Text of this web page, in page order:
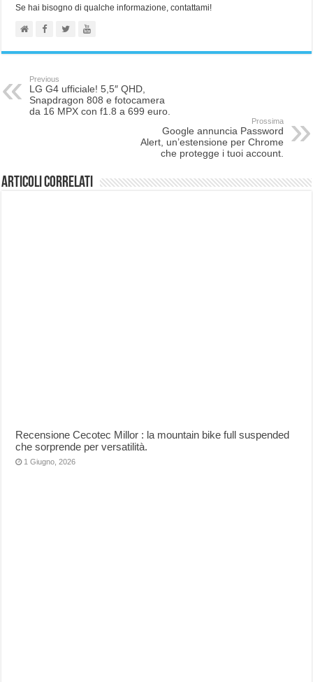
Se hai bisogno di qualche informazione, contattami!
Previous
LG G4 ufficiale! 5,5″ QHD,
Snapdragon 808 e fotocamera
da 16 MPX con f1.8 a 699 euro.
Prossima
Google annuncia Password
Alert, un’estensione per Chrome
che protegge i tuoi account.
Articoli correlati
Recensione Cecotec Millor : la mountain bike full suspended
che sorprende per versatilità.
1 Giugno, 2026